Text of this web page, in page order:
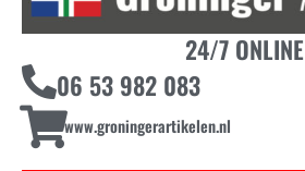
24/7 ONLINE
06 53 982 083
www.groningerartikelen.nl